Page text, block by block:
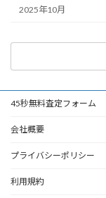
2025年10月
45秒無料査定フォーム
会社概要
プライバシーポリシー
利用規約